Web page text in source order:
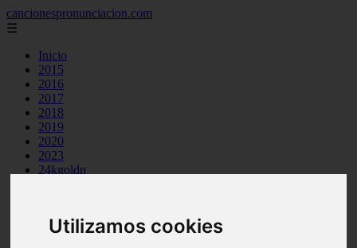
Utilizamos cookies
cancionespronunciacion.com
☰
Inicio
2015
2016
2017
2018
2019
2020
2023
24kgoldn
aimee carty